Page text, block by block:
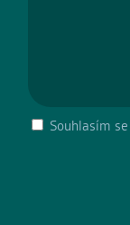
Souhlasím se